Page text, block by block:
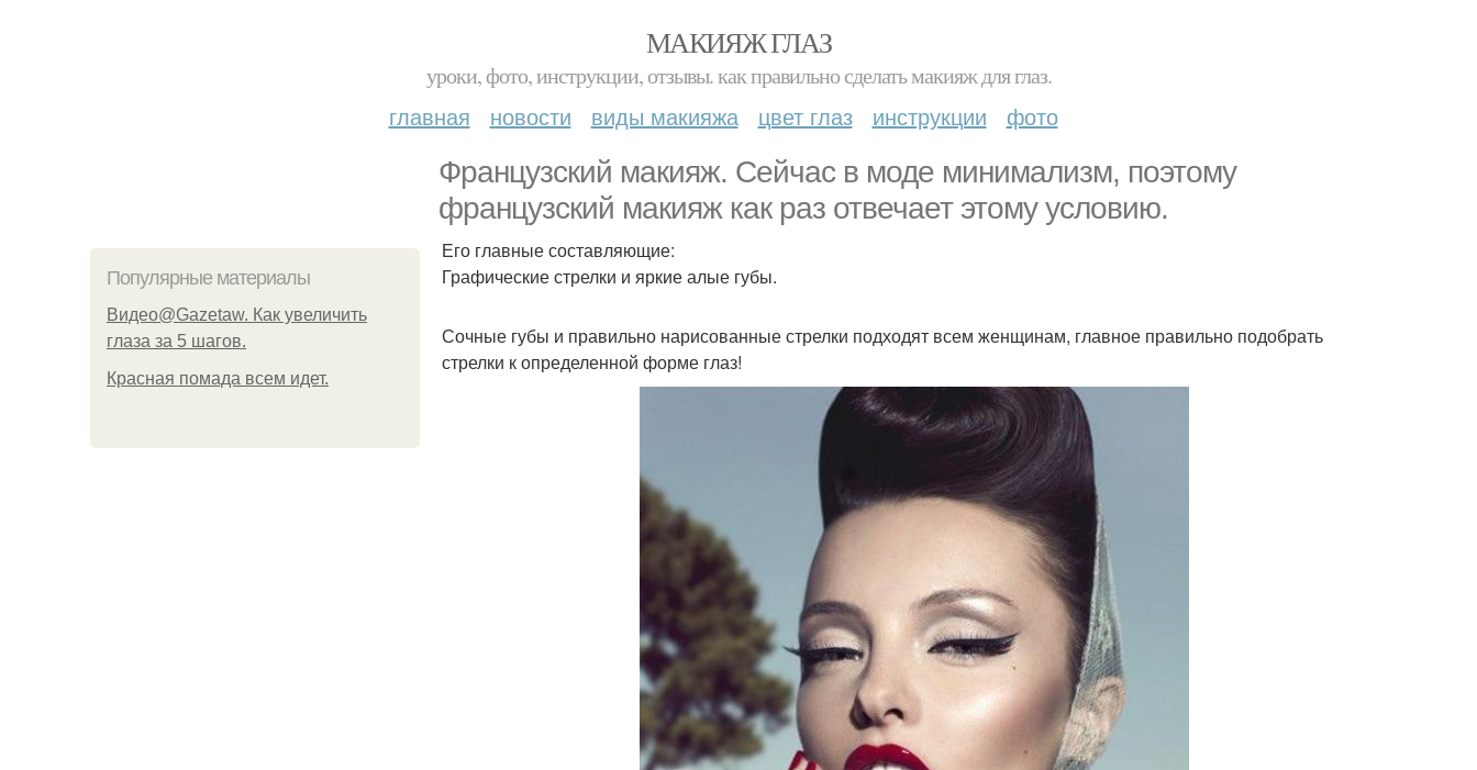
МАКИЯЖ ГЛАЗ
уроки, фото, инструкции, отзывы. как правильно сделать макияж для глаз.
главная новости виды макияжа цвет глаз инструкции фото
Французский макияж. Сейчас в моде минимализм, поэтому
французский макияж как раз отвечает этому условию.
Популярные материалы
Видео@Gazetaw. Как увеличить
глаза за 5 шагов.
Красная помада всем идет.
Его главные составляющие:
Графические стрелки и яркие алые губы.
Сочные губы и правильно нарисованные стрелки подходят всем женщинам, главное правильно подобрать
стрелки к определенной форме глаз!